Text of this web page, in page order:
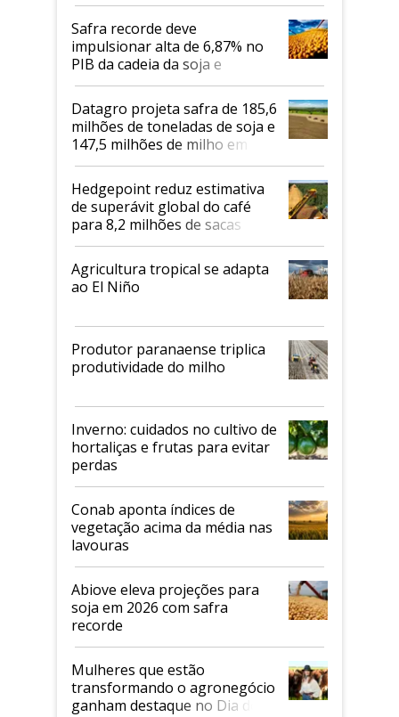
Safra recorde deve
impulsionar alta de 6,87% no
PIB da cadeia da soja e
biodiesel em 2026
Datagro projeta safra de 185,6
milhões de toneladas de soja e
147,5 milhões de milho em
2026/27
Hedgepoint reduz estimativa
de superávit global do café
para 8,2 milhões de sacas
Agricultura tropical se adapta
ao El Niño
Produtor paranaense triplica
produtividade do milho
Inverno: cuidados no cultivo de
hortaliças e frutas para evitar
perdas
Conab aponta índices de
vegetação acima da média nas
lavouras
Abiove eleva projeções para
soja em 2026 com safra
recorde
Mulheres que estão
transformando o agronegócio
ganham destaque no Dia do